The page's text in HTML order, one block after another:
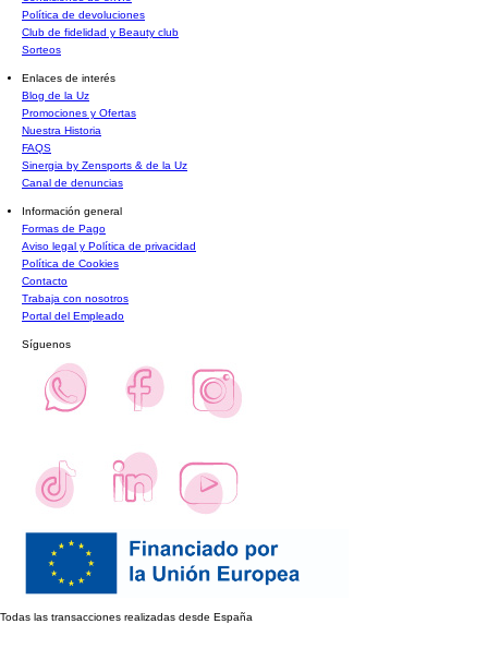
Política de devoluciones
Club de fidelidad y Beauty club
Sorteos
Enlaces de interés
Blog de la Uz
Promociones y Ofertas
Nuestra Historia
FAQS
Sinergia by Zensports & de la Uz
Canal de denuncias
Información general
Formas de Pago
Aviso legal y Política de privacidad
Política de Cookies
Contacto
Trabaja con nosotros
Portal del Empleado
Síguenos
Todas las transacciones realizadas desde España